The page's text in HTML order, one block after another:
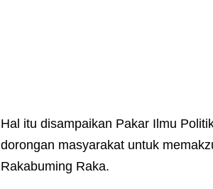
Hal itu disampaikan Pakar Ilmu
dorongan masyarakat untuk
Rakabuming Raka.